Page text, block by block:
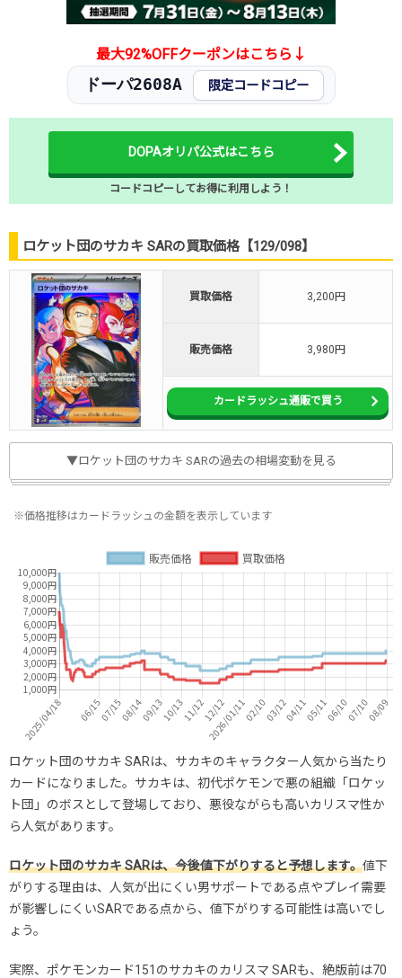
最大92%OFFクーポンはこちら↓
ドーパ2608A 限定コードコピー
DOPAオリパ公式はこちら
コードコピーしてお得に利用しよう！
ロケット団のサカキ SARの買取価格【129/098】
買取価格 3,200円
販売価格 3,980円
カードラッシュ通販で買う
▼ロケット団のサカキ SARの過去の相場変動を見る
※価格推移はカードラッシュの金額を表示しています
ロケット団のサカキ SARは、サカキのキャラクター人気から当たり
カードになりました。サカキは、初代ポケモンで悪の組織「ロケッ
ト団」のボスとして登場しており、悪役ながらも高いカリスマ性か
ら人気があります。
ロケット団のサカキ SARは、今後値下がりすると予想します。値下
がりする理由は、人気が出にくい男サポートである点やプレイ需要
が影響しにくいSARである点から、値下がりする可能性は高いでし
ょう。
実際、ポケモンカード151のサカキのカリスマ SARも、絶版前は70